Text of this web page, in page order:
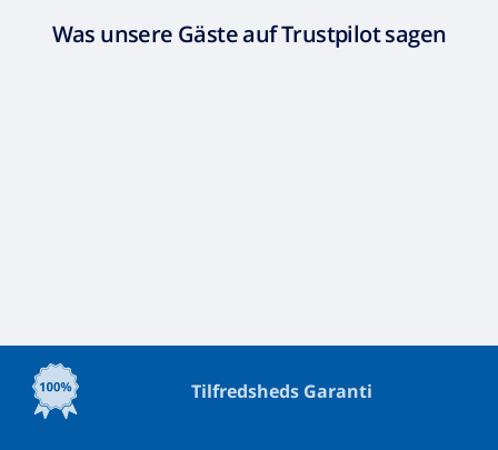
Was unsere Gäste auf Trustpilot sagen
Tilfredsheds Garanti